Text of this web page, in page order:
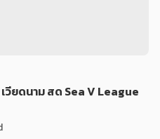
ยดนาม สด Sea V League